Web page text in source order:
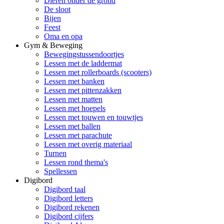
De sloot
Bijen
Feest
Oma en opa
Gym & Beweging
Bewegingstussendoortjes
Lessen met de laddermat
Lessen met rollerboards (scooters)
Lessen met banken
Lessen met pittenzakken
Lessen met matten
Lessen met hoepels
Lessen met touwen en touwtjes
Lessen met ballen
Lessen met parachute
Lessen met overig materiaal
Turnen
Lessen rond thema's
Spellessen
Digibord
Digibord taal
Digibord letters
Digibord rekenen
Digibord cijfers